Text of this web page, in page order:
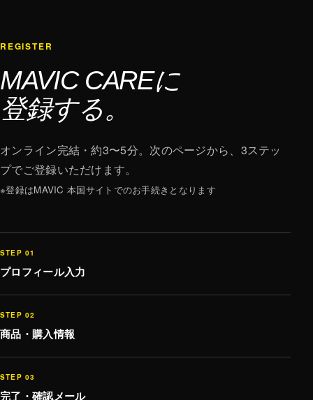
REGISTER
MAVIC CAREに
登録する。
オンライン完結・約3〜5分。次のページから、3ステッ
プでご登録いただけます。
※登録はMAVIC 本国サイトでのお手続きとなります
STEP 01
プロフィール入力
STEP 02
商品・購入情報
STEP 03
完了・確認メール